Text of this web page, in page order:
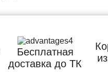
Бесплатная
доставка до ТК